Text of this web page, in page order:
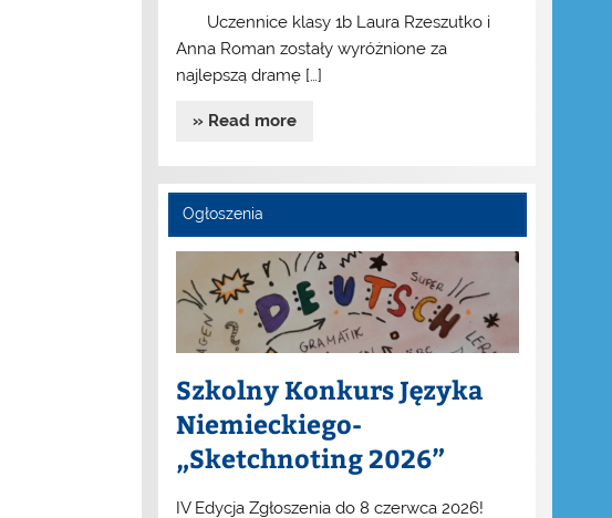
Uczennice klasy 1b Laura Rzeszutko i
Anna Roman zostały wyróżnione za
najlepszą dramę […]
» Read more
Ogłoszenia
Szkolny Konkurs Języka
Niemieckiego-
„Sketchnoting 2026”
IV Edycja Zgłoszenia do 8 czerwca 2026!